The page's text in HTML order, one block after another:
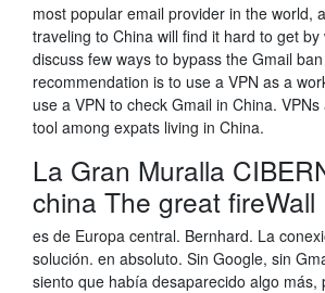
most popular email provider in the world,
traveling to China will find it hard to get by
discuss few ways to bypass the Gmail
recommendation is to use a VPN as a
use a VPN to check Gmail in China.
tool among expats living in China.
La Gran Muralla
china The great fireWall
es de Europa central. Bernhard. La
solución. en absoluto. Sin Google, sin
siento que había desaparecido algo más,